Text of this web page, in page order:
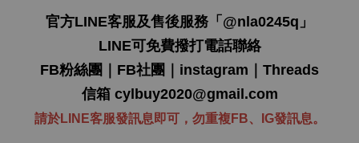
官方LINE客服及售後服務「 @nla0245q 」
LINE可免費撥打電話聯絡
FB粉絲團
FB社團 instagram
Threads
信箱 cylbuy2020@gmail.com
請於LINE客服發訊息即可，勿重複FB、IG發訊息。